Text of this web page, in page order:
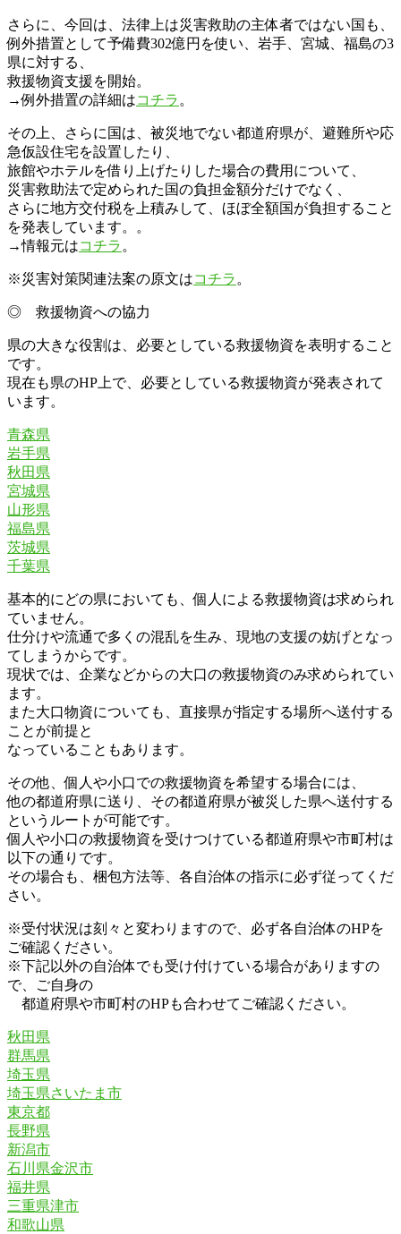
さらに、今回は、法律上は災害救助の主体者ではない国も、
例外措置として予備費302億円を使い、岩手、宮城、福島の3
県に対する、
救援物資支援を開始。
→例外措置の詳細はコチラ 。
その上、さらに国は、被災地でない都道府県が、避難所や応
急仮設住宅を設置したり、
旅館やホテルを借り上げたりした場合の費用について、
災害救助法で定められた国の負担金額分だけでなく、
さらに地方交付税を上積みして、ほぼ全額国が負担すること
を発表しています。。
→情報元はコチラ 。
※災害対策関連法案の原文はコチラ 。
◎ 救援物資への協力
県の大きな役割は、必要としている救援物資を表明すること
です。
現在も県のHP上で、必要としている救援物資が発表されて
います。
青森県
岩手県
秋田県
宮城県
山形県
福島県
茨城県
千葉県
基本的にどの県においても、個人による救援物資は求められ
ていません。
仕分けや流通で多くの混乱を生み、現地の支援の妨げとなっ
てしまうからです。
現状では、企業などからの大口の救援物資のみ求められてい
ます。
また大口物資についても、直接県が指定する場所へ送付する
ことが前提と
なっていることもあります。
その他、個人や小口での救援物資を希望する場合には、
他の都道府県に送り、その都道府県が被災した県へ送付する
というルートが可能です。
個人や小口の救援物資を受けつけている都道府県や市町村は
以下の通りです。
その場合も、梱包方法等、各自治体の指示に必ず従ってくだ
さい。
※受付状況は刻々と変わりますので、必ず各自治体のHPを
ご確認ください。
※下記以外の自治体でも受け付けている場合がありますの
で、ご自身の
都道府県や市町村のHPも合わせてご確認ください。
秋田県
群馬県
埼玉県
埼玉県さいたま市
東京都
長野県
新潟市
石川県金沢市
福井県
三重県津市
和歌山県